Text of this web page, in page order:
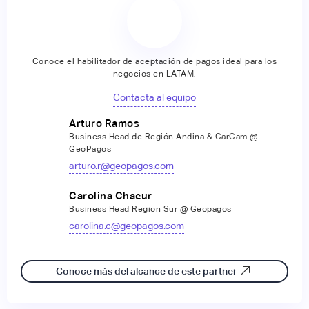
Conoce el habilitador de aceptación de pagos ideal para los
negocios en LATAM.
Contacta al equipo
Arturo Ramos
Business Head de Región Andina & CarCam @
GeoPagos
arturo.r@geopagos.com
Carolina Chacur
Business Head Region Sur @ Geopagos
carolina.c@geopagos.com
Conoce más del alcance de este partner